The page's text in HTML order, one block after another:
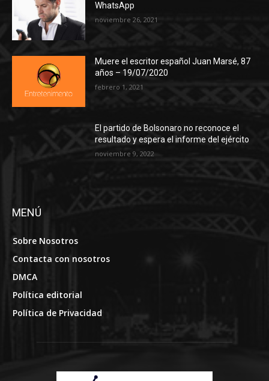
WhatsApp
noviembre 26, 2021
Muere el escritor español Juan Marsé, 87
años – 19/07/2020
febrero 1, 2021
El partido de Bolsonaro no reconoce el
resultado y espera el informe del ejército
noviembre 9, 2022
MENÚ
Sobre Nosotros
Contacta con nosotros
DMCA
Política editorial
Política de Privacidad